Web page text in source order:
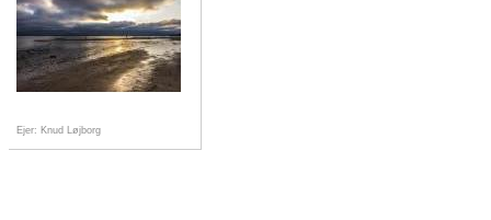
Ejer: Knud Løjborg